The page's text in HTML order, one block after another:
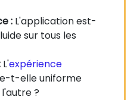
: L'application est-
sur tous les
L'expérience
t-elle uniforme
?